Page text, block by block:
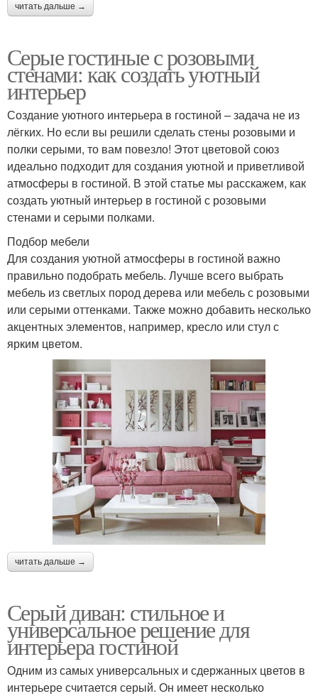
читать дальше →
Серые гостиные с розовыми
стенами: как создать уютный
интерьер
Создание уютного интерьера в гостиной – задача не из
лёгких. Но если вы решили сделать стены розовыми и
полки серыми, то вам повезло! Этот цветовой союз
идеально подходит для создания уютной и приветливой
атмосферы в гостиной. В этой статье мы расскажем, как
создать уютный интерьер в гостиной с розовыми
стенами и серыми полками.
Подбор мебели
Для создания уютной атмосферы в гостиной важно
правильно подобрать мебель. Лучше всего выбрать
мебель из светлых пород дерева или мебель с розовыми
или серыми оттенками. Также можно добавить несколько
акцентных элементов, например, кресло или стул с
ярким цветом.
читать дальше →
Серый диван: стильное и
универсальное решение для
интерьера гостиной
Одним из самых универсальных и сдержанных цветов в
интерьере считается серый. Он имеет несколько